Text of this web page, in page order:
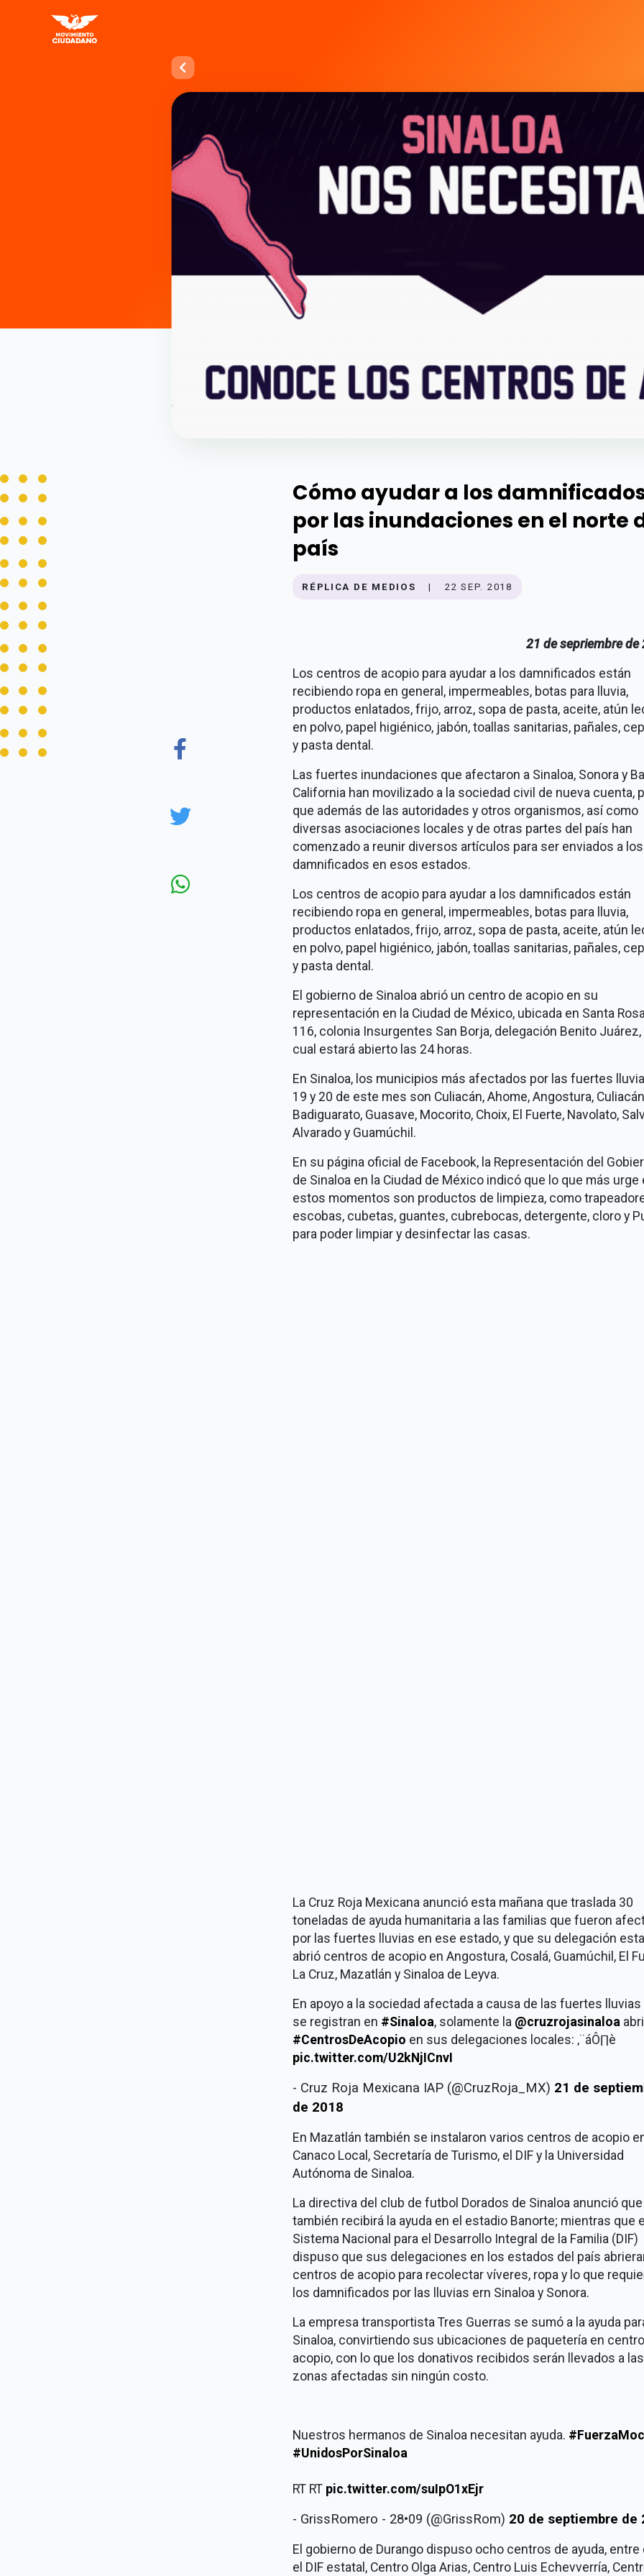
Cómo ayudar a los
por las inundaciones en el norte
país
RÉPLICA DE MEDIOS | 22 SEP. 2018
21 de sepriembre de
Los centros de acopio para ayudar a los damnificados están
recibiendo ropa en general, impermeables, botas para lluvia,
productos enlatados, frijo, arroz, sopa de pasta, aceite, atún
en polvo, papel higiénico, jabón, toallas sanitarias, pañales,
y pasta dental.
Las fuertes inundaciones que afectaron a Sinaloa, Sonora y
California han movilizado a la sociedad civil de nueva cuenta,
que además de las autoridades y otros organismos, así como
diversas asociaciones locales y de otras partes del país han
comenzado a reunir diversos artículos para ser enviados a los
damnificados en esos estados.
Los centros de acopio para ayudar a los damnificados están
recibiendo ropa en general, impermeables, botas para lluvia,
productos enlatados, frijo, arroz, sopa de pasta, aceite, atún
en polvo, papel higiénico, jabón, toallas sanitarias, pañales,
y pasta dental.
El gobierno de Sinaloa abrió un centro de acopio en su
representación en la Ciudad de México, ubicada en Santa
116, colonia Insurgentes San Borja, delegación Benito Juárez,
cual estará abierto las 24 horas.
En Sinaloa, los municipios más afectados por las fuertes
19 y 20 de este mes son Culiacán, Ahome, Angostura,
Badiguarato, Guasave, Mocorito, Choix, El Fuerte, Navolato,
Alvarado y Guamúchil.
En su página oficial de Facebook, la Representación del
de Sinaloa en la Ciudad de México indicó que lo que más urge
estos momentos son productos de limpieza, como
escobas, cubetas, guantes, cubrebocas, detergente, cloro y
para poder limpiar y desinfectar las casas.
La Cruz Roja Mexicana anunció esta mañana que traslada 30
toneladas de ayuda humanitaria a las familias que fueron
por las fuertes lluvias en ese estado, y que su delegación
abrió centros de acopio en Angostura, Cosalá, Guamúchil, El
La Cruz, Mazatlán y Sinaloa de Leyva.
En apoyo a la sociedad afectada a causa de las fuertes lluvias
se registran en #Sinaloa, solamente la @cruzrojasinaloa
#CentrosDeAcopio en sus delegaciones locales: ‚¨áÔ∏è
pic.twitter.com/U2kNjICnvI
- Cruz Roja Mexicana IAP (@CruzRoja_MX) 21 de
de 2018
En Mazatlán también se instalaron varios centros de acopio
Canaco Local, Secretaría de Turismo, el DIF y la Universidad
Autónoma de Sinaloa.
La directiva del club de futbol Dorados de Sinaloa anunció que
también recibirá la ayuda en el estadio Banorte; mientras que el
Sistema Nacional para el Desarrollo Integral de la Familia (DIF)
dispuso que sus delegaciones en los estados del país
centros de acopio para recolectar víveres, ropa y lo que
los damnificados por las lluvias ern Sinaloa y Sonora.
La empresa transportista Tres Guerras se sumó a la ayuda
Sinaloa, convirtiendo sus ubicaciones de paquetería en
acopio, con lo que los donativos recibidos serán llevados a las
zonas afectadas sin ningún costo.
Nuestros hermanos de Sinaloa necesitan ayuda.
#UnidosPorSinaloa
RT RT pic.twitter.com/suIpO1xEjr
- GrissRomero - 28•09 (@GrissRom) 20 de septiembre de
El gobierno de Durango dispuso ocho centros de ayuda, entre
el DIF estatal, Centro Olga Arias, Centro Luis Echevverría,